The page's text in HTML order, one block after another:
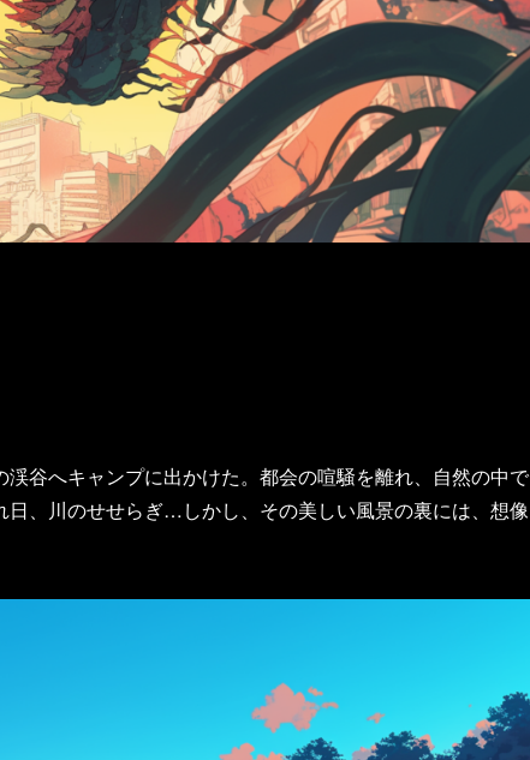
谷へキャンプに出かけた。都会の喧騒を離れ、自然の中で
、川のせせらぎ…しかし、その美しい風景の裏には、想像